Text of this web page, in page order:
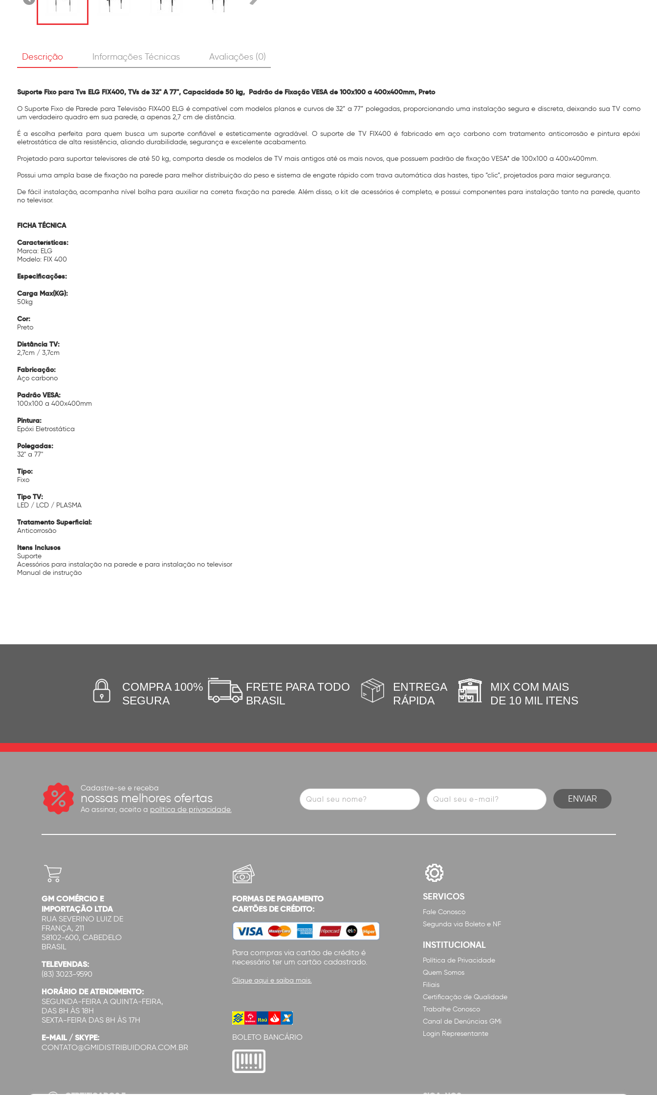
Descrição Informações Técnicas Avaliações (0)
Suporte Fixo para Tvs ELG FIX400, TVs de 32" A 77", Capacidade 50 kg, Padrão de Fixação VESA de 100x100 a 400x400mm, Preto
O Suporte Fixo de Parede para Televisão FIX400 ELG é compatível com modelos planos e curvos de 32” a 77” polegadas, proporcionando uma instalação segura e discreta, deixando sua TV como
um verdadeiro quadro em sua parede, a apenas 2,7 cm de distância.
É a escolha perfeita para quem busca um suporte confiável e esteticamente agradável. O suporte de TV FIX400 é fabricado em aço carbono com tratamento anticorrosão e pintura epóxi
eletrostática de alta resistência, aliando durabilidade, segurança e excelente acabamento.
Projetado para suportar televisores de até 50 kg, comporta desde os modelos de TV mais antigos até os mais novos, que possuem padrão de fixação VESA* de 100x100 a 400x400mm.
Possui uma ampla base de fixação na parede para melhor distribuição do peso e sistema de engate rápido com trava automática das hastes, tipo “clic”, projetados para maior segurança.
De fácil instalação, acompanha nível bolha para auxiliar na correta fixação na parede. Além disso, o kit de acessórios é completo, e possui componentes para instalação tanto na parede, quanto
no televisor.
FICHA TÉCNICA
Características:
Marca: ELG
Modelo: FIX 400
Especificações:
Carga Max(KG):
50kg
Cor:
Preto
Distância TV:
2,7cm / 3,7cm
Fabricação:
Aço carbono
Padrão VESA:
100x100 a 400x400mm
Pintura:
Epóxi Eletrostática
Polegadas:
32" a 77"
Tipo:
Fixo
Tipo TV:
LED / LCD / PLASMA
Tratamento Superficial:
Anticorrosão
Itens Inclusos
Suporte
Acessórios para instalação na parede e para instalação no televisor
Manual de instrução
COMPRA 100%
SEGURA
FRETE PARA TODO
BRASIL
ENTREGA
RÁPIDA
MIX COM MAIS
DE 10 MIL ITENS
Cadastre-se e receba
nossas melhores ofertas
Ao assinar, aceito a política de privacidade.
GM COMÉRCIO E
IMPORTAÇÃO LTDA
RUA SEVERINO LUIZ DE
FRANÇA, 211
58102-600, CABEDELO
BRASIL
TELEVENDAS:
(83) 3023-9590
HORÁRIO DE ATENDIMENTO:
SEGUNDA-FEIRA A QUINTA-FEIRA,
DAS 8H ÀS 18H
SEXTA-FEIRA DAS 8H ÀS 17H
E-MAIL / SKYPE:
CONTATO@GMIDISTRIBUIDORA.COM.BR
FORMAS DE PAGAMENTO
CARTÕES DE CRÉDITO:
Para compras via cartão de crédito é
necessário ter um cartão cadastrado.
Clique aqui e saiba mais.
BOLETO BANCÁRIO
SERVICOS
Fale Conosco
Segunda via Boleto e NF
INSTITUCIONAL
Política de Privacidade
Quem Somos
Filiais
Certificação de Qualidade
Trabalhe Conosco
Canal de Denúncias GMi
Login Representante